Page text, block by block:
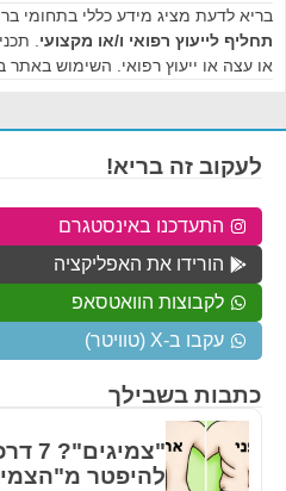
בריא לדעת מציג מידע כללי בתחומי
תחליף לייעוץ רפואי ו/או מקצועי .
או עצה או ייעוץ רפואי. השימוש
כתבות בשבילך
להיפטר
לעקוב זה בריא!
התעדכנו באינסטגרם
הורידו את האפליקציה
לקבוצות הוואטסאפ
עקבו ב-X (טוויטר)